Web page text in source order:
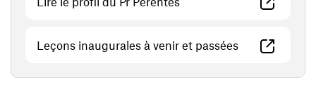
Leçons inaugurales à venir et passées(ouvre une